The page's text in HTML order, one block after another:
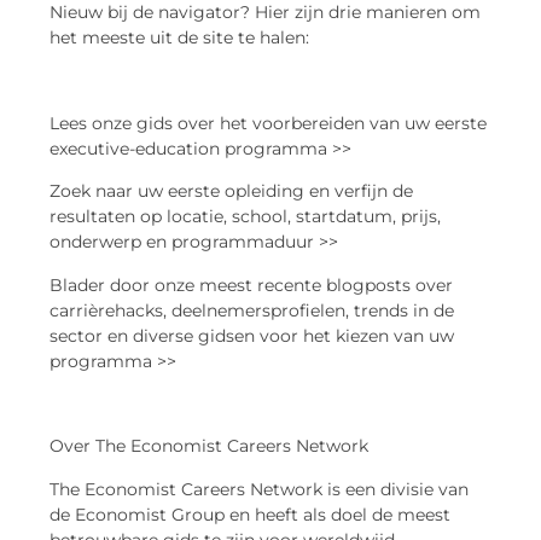
Nieuw bij de navigator? Hier zijn drie manieren om
het meeste uit de site te halen:
Lees onze gids over het voorbereiden van uw eerste
executive-education programma >>
Zoek naar uw eerste opleiding en verfijn de
resultaten op locatie, school, startdatum, prijs,
onderwerp en programmaduur >>
Blader door onze meest recente blogposts over
carrièrehacks, deelnemersprofielen, trends in de
sector en diverse gidsen voor het kiezen van uw
programma >>
Over The Economist Careers Network
The Economist Careers Network is een divisie van
de Economist Group en heeft als doel de meest